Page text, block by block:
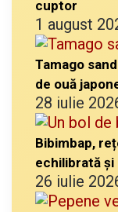
cuptor
1 august
Tamago
de ouă
28 iulie
Bibimbap,
echilibrată
26 iulie